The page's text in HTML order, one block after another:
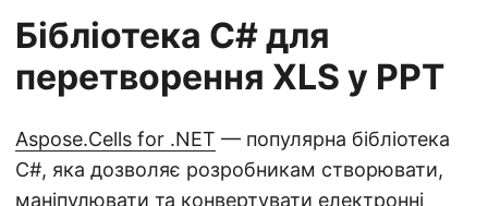
Бібліотека C# для
перетворення XLS у PPT
Aspose.Cells for .NET — популярна бібліотека
C#, яка дозволяє розробникам створювати,
маніпулювати та конвертувати електронні